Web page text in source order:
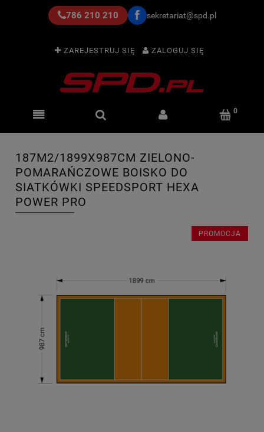
786 210 210 sekretariat@spd.pl
ZAREJESTRUJ SIĘ ZALOGUJ SIĘ
187M2/1899X987CM ZIELONO-
POMARAŃCZOWE BOISKO DO
SIATKÓWKI SPEEDSPORT HEXA
POWER PRO
PROMOCJA